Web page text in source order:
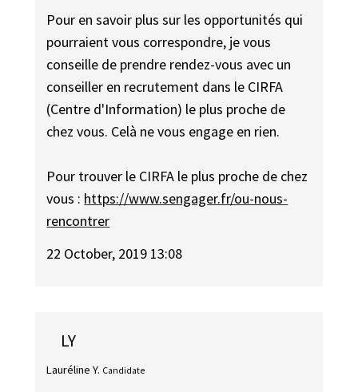
Pour en savoir plus sur les opportunités qui
pourraient vous correspondre, je vous
conseille de prendre rendez-vous avec un
conseiller en recrutement dans le CIRFA
(Centre d'Information) le plus proche de
chez vous. Celà ne vous engage en rien.
Pour trouver le CIRFA le plus proche de chez
vous : https://www.sengager.fr/ou-nous-
rencontrer
22 October, 2019 13:08
LY
Lauréline Y. Candidate